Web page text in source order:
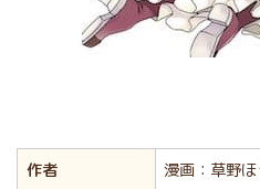
作者
漫画：草野